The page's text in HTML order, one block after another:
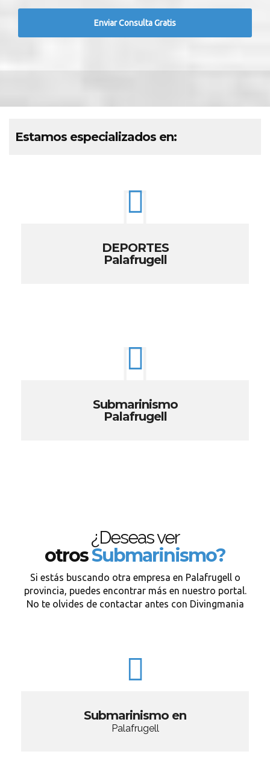
Estamos especializados en:
DEPORTES
Palafrugell
Submarinismo
Palafrugell
¿Deseas ver
otrosSubmarinismo?
Si estás buscando otra empresa en Palafrugell o
provincia, puedes encontrar más en nuestro portal.
No te olvides de contactar antes con Divingmania
Submarinismo en
Palafrugell